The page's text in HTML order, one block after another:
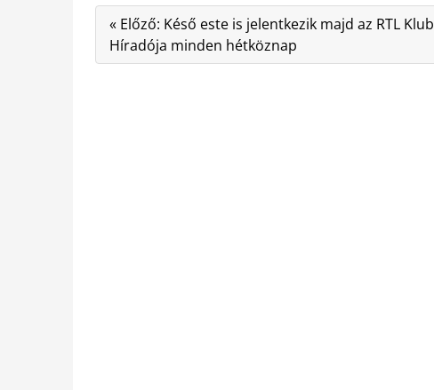
« Előző: Késő este is jelentkezik majd az RTL Klub
Híradója minden hétköznap